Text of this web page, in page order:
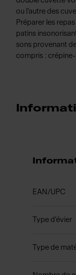
ou l'autre des
Préparer les
patins
sons provenant
compris :
EAN/UPC
Type d'évier
Type de